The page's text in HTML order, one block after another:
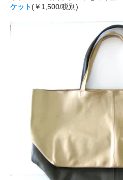
ケット(￥1,500/税別)